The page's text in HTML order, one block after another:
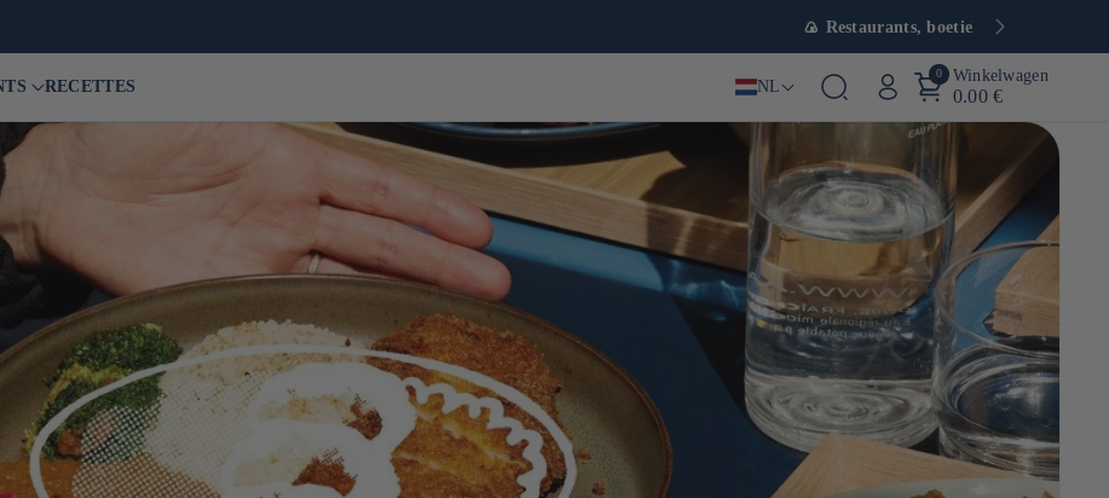
RECETTES NL
0 Winkelwagen
0.00 €